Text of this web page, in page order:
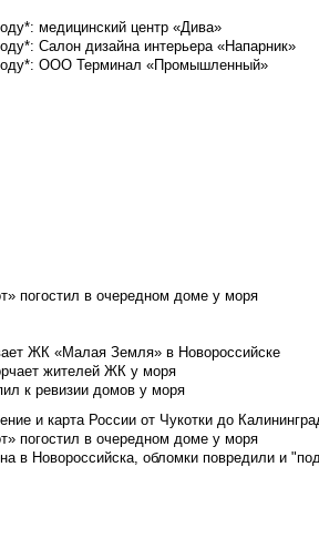
медицинский центр «Дива»
Салон дизайна интерьера «Напарник»
ООО Терминал «Промышленный»
погостил в очередном доме у моря
ЖК «Малая Земля» в Новороссийске
жителей ЖК у моря
к ревизии домов у моря
и карта России от Чукотки до
погостил в очередном доме у моря
в Новороссийска, обломки повредили и